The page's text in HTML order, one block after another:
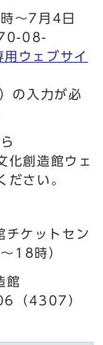
～7月4日
08-
用ウェブサイ
の入力が必
化創造館ウェ
ださい。
チケットセン
18時）
館
（4307）